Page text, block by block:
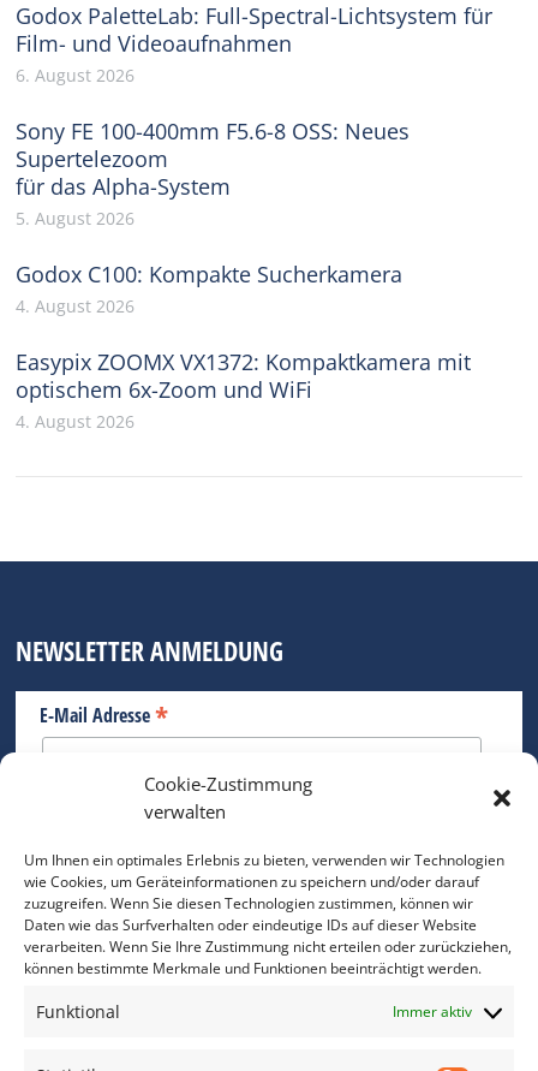
Cookie-Zustimmung
verwalten
Um Ihnen ein optimales Erlebnis zu bieten, verwenden wir Technologien
wie Cookies, um Geräteinformationen zu speichern und/oder darauf
zuzugreifen. Wenn Sie diesen Technologien zustimmen, können wir
Daten wie das Surfverhalten oder eindeutige IDs auf dieser Website
verarbeiten. Wenn Sie Ihre Zustimmung nicht erteilen oder zurückziehen,
können bestimmte Merkmale und Funktionen beeinträchtigt werden.
Funktional Immer aktiv
Godox PaletteLab: Full-Spectral-Lichtsystem für
Film- und Videoaufnahmen
6. August 2026
Sony FE 100-400mm F5.6-8 OSS: Neues
Supertelezoom
für das Alpha-System
5. August 2026
Godox C100: Kompakte Sucherkamera
4. August 2026
Easypix ZOOMX VX1372: Kompaktkamera mit
optischem 6x-Zoom und WiFi
4. August 2026
NEWSLETTER ANMELDUNG
E-Mail Adresse*
Bitte geben Sie Ihre E-Mail Adresse ein.
*